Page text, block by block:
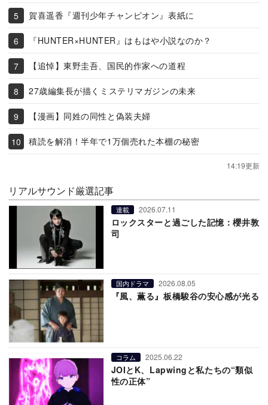
賀喜遥香『週刊少年チャンピオン』表紙に
『HUNTER×HUNTER』はもはや小説なのか？
【追悼】東野圭吾、国民的作家への道程
27歳編集長が描くミステリマガジンの未来
【漫画】同姓の同性と偽装夫婦
積読を解消！半年で1万個売れた本棚の秘密
14:19更新
リアルサウンド厳選記事
連載 2026.07.11
ロックスターと過ごした記憶：櫻井敦
司
国内ドラマ 2026.08.05
『風、薫る』板橋駿谷の安心感が光る
コラム 2025.06.22
JOIとK、Lapwingと私たちの“類似
性の正体”